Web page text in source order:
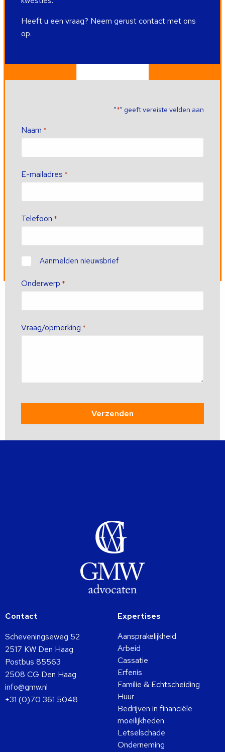
Heeft u een vraag? Neem gerust contact met ons
op.
"*" geeft vereiste velden aan
Naam *
E-mailadres *
Telefoon *
ContactAanmelden nieuwsbrief
Onderwerp *
Vraag/opmerking *
Contact
Scheveningseweg 52
2517 KW Den Haag
Postbus 85563
2508 CG Den Haag
info@gmw.nl
+31 (0)70 361 5048
Expertises
Aansprakelijkheid
Arbeid
Cassatie
Erfenis
Familie & Echtscheiding
Huur
Bedrijven in financiële
moeilijkheden
Letselschade
Onderneming